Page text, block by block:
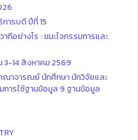
ารบดี ปีที่ 15
ทีอย่างไร : ชนะใจกรรมการและ
3-14 สิงหาคม 2569
าจารณย์ นักศึกษา นักวิจัยและ
ารใช้ฐานข้อมูล 9 ฐานข้อมูล